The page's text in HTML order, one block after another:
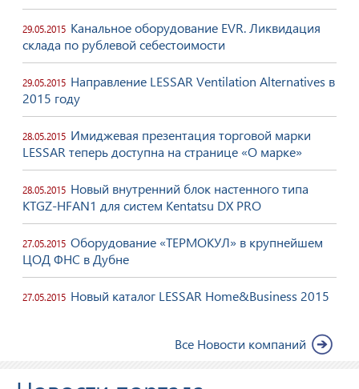
29.05.2015 Канальное оборудование EVR. Ликвидация
склада по рублевой себестоимости
29.05.2015 Направление LESSAR Ventilation Alternatives в
2015 году
28.05.2015 Имиджевая презентация торговой марки
LESSAR теперь доступна на странице «О марке»
28.05.2015 Новый внутренний блок настенного типа
KTGZ-HFAN1 для систем Kentatsu DX PRO
27.05.2015 Оборудование «ТЕРМОКУЛ» в крупнейшем
ЦОД ФНС в Дубне
27.05.2015 Новый каталог LESSAR Home&Business 2015
Все Новости компаний